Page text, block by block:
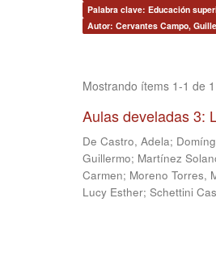
Palabra clave: Educación
Autor: Cervantes Campo,
Mostrando ítems 1-1 de 1
Aulas develadas 3:
De Castro, Adela;
Guillermo; Martínez
Carmen; Moreno Torres,
Lucy Esther; Schettini